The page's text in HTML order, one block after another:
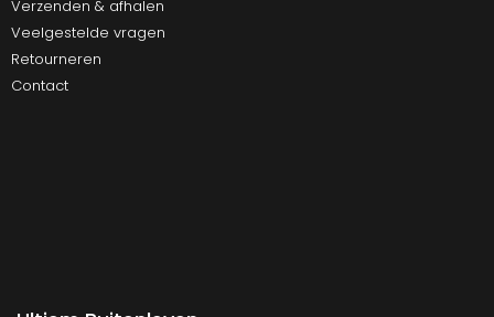
Verzenden & afhalen
Veelgestelde vragen
Retourneren
Contact